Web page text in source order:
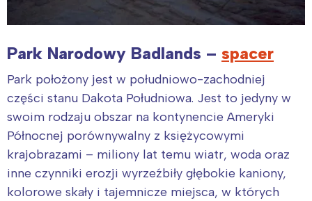
Park Narodowy Badlands – spacer
Park położony jest w południowo-zachodniej
części stanu Dakota Południowa. Jest to jedyny w
swoim rodzaju obszar na kontynencie Ameryki
Północnej porównywalny z księżycowymi
krajobrazami – miliony lat temu wiatr, woda oraz
inne czynniki erozji wyrzeźbiły głębokie kaniony,
kolorowe skały i tajemnicze miejsca, w których